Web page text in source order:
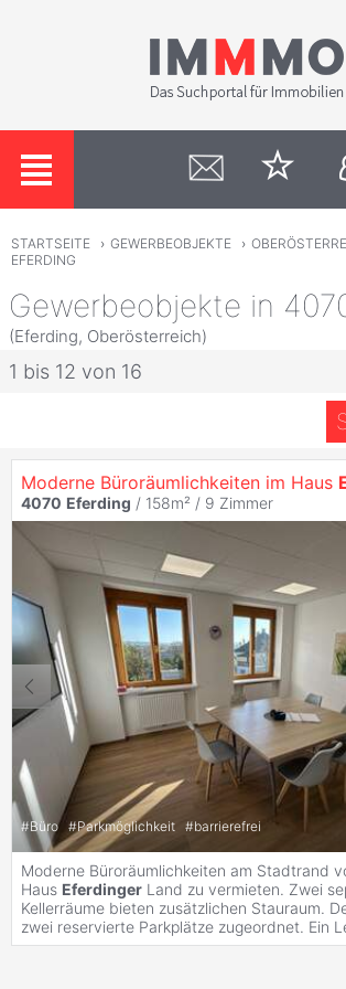
STARTSEITE › GEWERBEOBJEKTE ›
EFERDING
Gewerbeobjekte in
(Eferding, Oberösterreich)
1 bis 12 von 16
Moderne Büroräumlichkeiten im Haus
4070 Eferding / 158m² / 9 Zimmer
#Büro #Parkmöglichkeit #barrierefrei
Moderne Büroräumlichkeiten am Stadtrand
Haus Eferdinger Land zu vermieten. Zwei
Kellerräume bieten zusätzlichen Stauraum.
zwei reservierte Parkplätze zugeordnet. Ein